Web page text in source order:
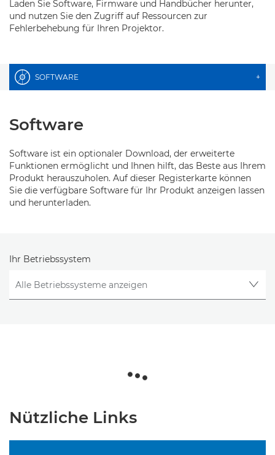
Laden Sie Software, Firmware und Handbücher herunter,
und nutzen Sie den Zugriff auf Ressourcen zur
Fehlerbehebung für Ihren Projektor.
SOFTWARE +
Software
Software ist ein optionaler Download, der erweiterte
Funktionen ermöglicht und Ihnen hilft, das Beste aus Ihrem
Produkt herauszuholen. Auf dieser Registerkarte können
Sie die verfügbare Software für Ihr Produkt anzeigen lassen
und herunterladen.
Ihr Betriebssystem
Nützliche Links